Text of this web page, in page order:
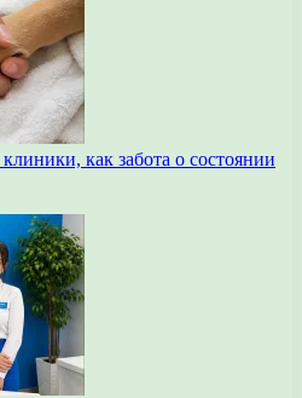
как забота о состоянии